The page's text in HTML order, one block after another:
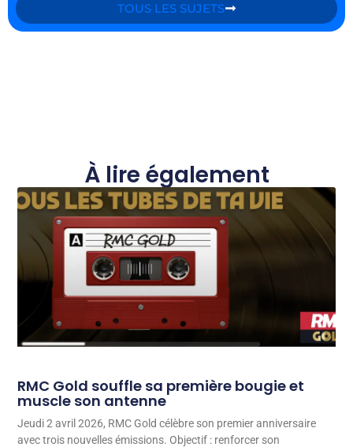
TOUS LES SUJETS
À lire également
RMC Gold souffle sa première bougie et
muscle son antenne
Jeudi 2 avril 2026, RMC Gold célèbre son premier anniversaire
avec trois nouvelles émissions. Objectif : renforcer son